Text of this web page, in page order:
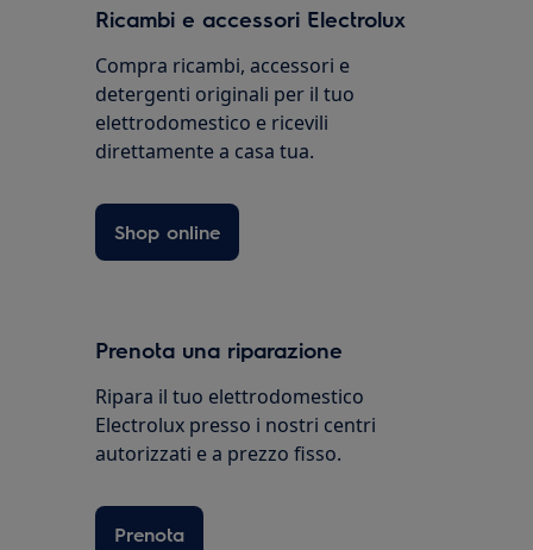
Ricambi e accessori Electrolux
Compra ricambi, accessori e
detergenti originali per il tuo
elettrodomestico e ricevili
direttamente a casa tua.
Shop online
Prenota una riparazione
Ripara il tuo elettrodomestico
Electrolux presso i nostri centri
autorizzati e a prezzo fisso.
Prenota